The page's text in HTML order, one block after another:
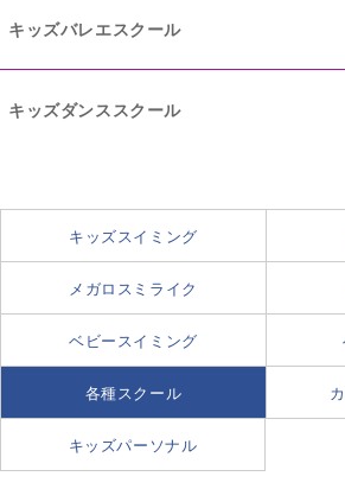
る心と強い精神力、心の豊かさが必要で
レッスンではリズム感や柔軟性、体力の
行っている発表会で成果を発揮していま
しょう。
健全な精神は、強い身体から。
武道ならではの礼儀作法を学ぶことはも
稽古によって集中力が養われ、
相手を思いやる心が芽生えます。
体験予約はこちらから！
キッズバレエスクール
美しさを引きだしてくれるバレエは
基礎から上級まで幅広いレッスンをご用意
キッズダンススクール
音楽にあわせて体を動かすことによって
柔軟性を養い、基本的なダンスステップ
キッズスイミング
メガロスミライク
ベビースイミング
各種スクール
キッズパーソナル